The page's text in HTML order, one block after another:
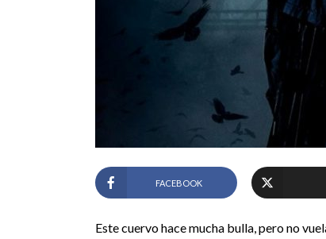
FACEBOOK
Este cuervo hace mucha bulla, pero no